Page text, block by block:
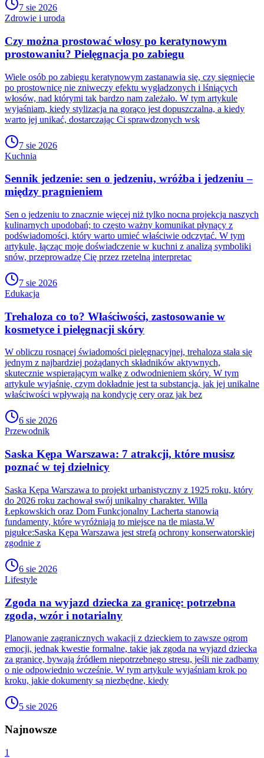
7 sie 2026
Zdrowie i uroda
Czy można prostować włosy po keratynowym
prostowaniu? Pielęgnacja po zabiegu
Wiele osób po zabiegu keratynowym zastanawia się, czy sięgnięcie
po prostownicę nie zniweczy efektu wygładzonych i lśniących
włosów, nad którymi tak bardzo nam zależało. W tym artykule
wyjaśniam, kiedy stylizacja na gorąco jest dopuszczalna, a kiedy
warto jej unikać, dostarczając Ci sprawdzonych wsk
7 sie 2026
Kuchnia
Sennik jedzenie: sen o jedzeniu, wróżba i jedzeniu –
między pragnieniem
Sen o jedzeniu to znacznie więcej niż tylko nocna projekcja naszych
kulinarnych upodobań; to często ważny komunikat płynący z
podświadomości, który warto umieć właściwie odczytać. W tym
artykule, łącząc moje doświadczenie w kuchni z analizą symboliki
snów, przeprowadzę Cię przez rzetelną interpretac
7 sie 2026
Edukacja
Trehaloza co to? Właściwości, zastosowanie w
kosmetyce i pielęgnacji skóry
W obliczu rosnącej świadomości pielęgnacyjnej, trehaloza stała się
jednym z najbardziej pożądanych składników aktywnych,
skutecznie wspierającym walkę z odwodnieniem skóry. W tym
artykule wyjaśnię, czym dokładnie jest ta substancja, jak jej unikalne
właściwości wpływają na kondycję cery oraz jak bez
6 sie 2026
Przewodnik
Saska Kępa Warszawa: 7 atrakcji, które musisz
poznać w tej dzielnicy
Saska Kępa Warszawa to projekt urbanistyczny z 1925 roku, który
do 2026 roku zachował swój unikalny charakter. Willa
Łepkowskich oraz Dom Funkcjonalny Lacherta stanowią
fundamenty, które wyróżniają to miejsce na tle miasta.W
pigułce:Saska Kępa Warszawa jest strefą ochrony konserwatorskiej
zgodnie z
6 sie 2026
Lifestyle
Zgoda na wyjazd dziecka za granicę: potrzebna
zgoda, wzór i notarialny
Planowanie zagranicznych wakacji z dzieckiem to zawsze ogrom
emocji, jednak kwestie formalne, takie jak zgoda na wyjazd dziecka
za granicę, bywają źródłem niepotrzebnego stresu, jeśli nie zadbamy
o nie odpowiednio wcześnie. W tym artykule wyjaśniam krok po
kroku, jakie dokumenty są niezbędne, kiedy
5 sie 2026
Najnowsze
1